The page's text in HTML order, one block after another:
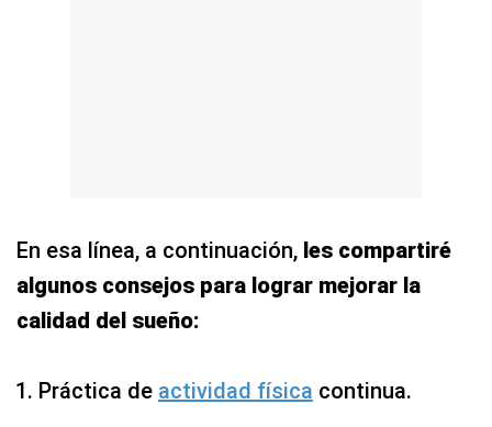
En esa línea, a continuación, les compartiré
algunos consejos para lograr mejorar la
calidad del sueño:
Práctica de actividad física continua.